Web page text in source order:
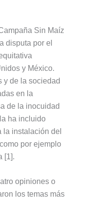
Sin Maíz
disputa por el
y México.
y de la sociedad
en la
de la inocuidad
ha incluido
instalación del
por ejemplo
[1].
opiniones o
los temas más